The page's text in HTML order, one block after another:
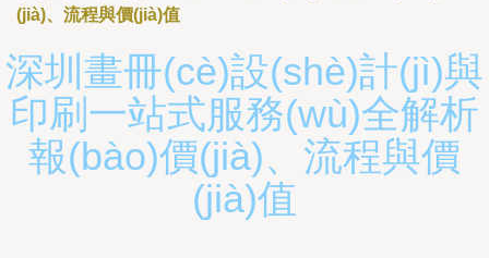
(jià)、流程與價(jià)值
深圳畫冊(cè)設(shè)計(jì)與
印刷一站式服務(wù)全解析
報(bào)價(jià)、流程與價
(jià)值